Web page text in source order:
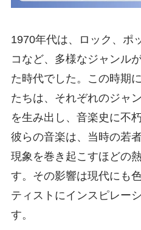
1970年代は、ロック、ポ
コなど、多様なジャンル
た時代でした。この時期
たちは、それぞれのジャ
を生み出し、音楽史に不
彼らの音楽は、当時の若
現象を巻き起こすほどの
す。その影響は現代にも
ティストにインスピレー
す。